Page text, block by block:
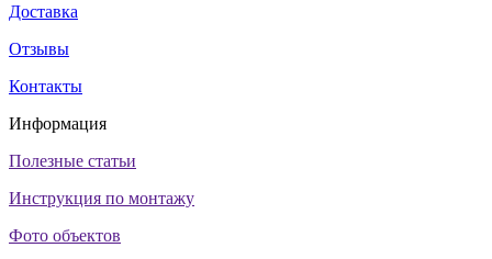
Доставка
Отзывы
Контакты
Информация
Полезные статьи
Инструкция по монтажу
Фото объектов